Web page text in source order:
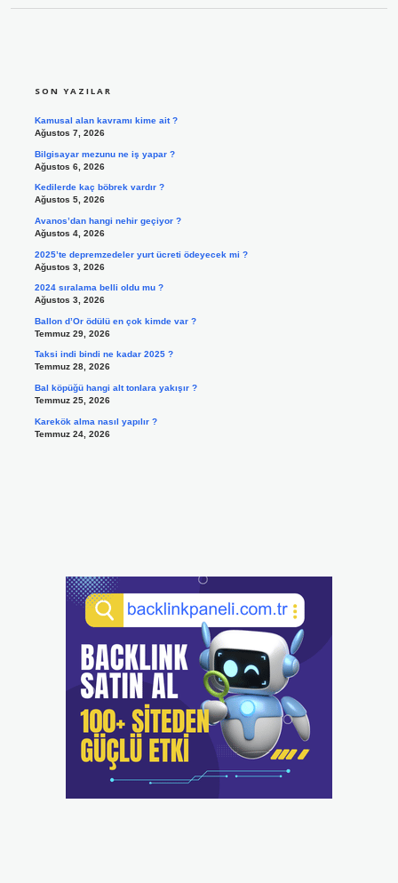
SON YAZILAR
Kamusal alan kavramı kime ait ?
Ağustos 7, 2026
Bilgisayar mezunu ne iş yapar ?
Ağustos 6, 2026
Kedilerde kaç böbrek vardır ?
Ağustos 5, 2026
Avanos’dan hangi nehir geçiyor ?
Ağustos 4, 2026
2025’te depremzedeler yurt ücreti ödeyecek mi ?
Ağustos 3, 2026
2024 sıralama belli oldu mu ?
Ağustos 3, 2026
Ballon d’Or ödülü en çok kimde var ?
Temmuz 29, 2026
Taksi indi bindi ne kadar 2025 ?
Temmuz 28, 2026
Bal köpüğü hangi alt tonlara yakışır ?
Temmuz 25, 2026
Karekök alma nasıl yapılır ?
Temmuz 24, 2026